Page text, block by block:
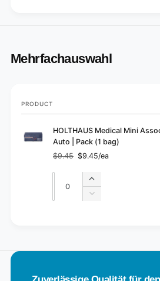
Mehrfachauswahl
Your
cart
PRODUCT
HOLTHAUS Medical Mini
Auto | Pack (1 bag)
Regular
price
$9.45
Sale
price
$9.45/ea
Quantity
Increase
quantity
Decrease
a